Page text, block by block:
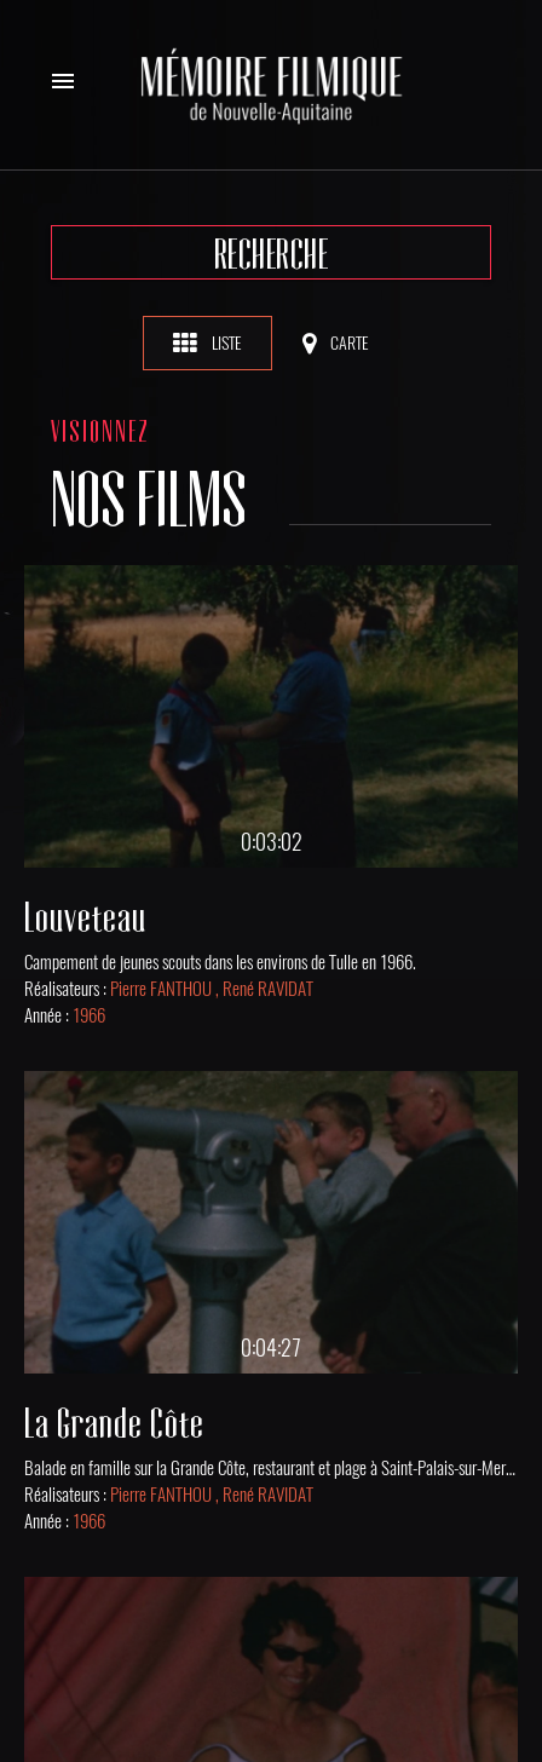
menu
RECHERCHE
LISTE CARTE
VISIONNEZ
NOS FILMS
0:03:02
Louveteau
Campement de jeunes scouts dans les environs de Tulle en 1966.
Réalisateurs : Pierre FANTHOU , René RAVIDAT
Année : 1966
0:04:27
La Grande Côte
Balade en famille sur la Grande Côte, restaurant et plage à Saint-Palais-sur-Mer en 1966.
Réalisateurs : Pierre FANTHOU , René RAVIDAT
Année : 1966